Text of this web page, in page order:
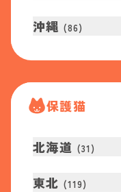
沖縄 (86)
保護猫
北海道 (31 )
東北 (119)